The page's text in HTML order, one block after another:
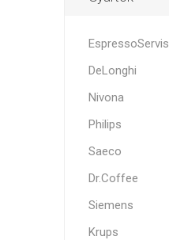
EspressoServis
DeLonghi
Nivona
Philips
Saeco
Dr.Coffee
Siemens
Krups